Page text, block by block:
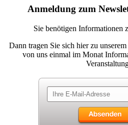
Anmeldung zum
Sie benötigen Informationen
Dann tragen Sie sich hier zu
von uns einmal im Monat